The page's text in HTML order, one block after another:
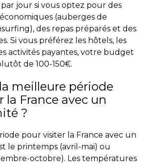
jour si vous optez pour des
(auberges de
des repas préparés et des
Si vous préférez les hôtels, les
activités payantes, votre budget
de 100-150€.
meilleure période
la France avec un
?
pour visiter la France avec un
le printemps (avril-mai) ou
octobre). Les températures